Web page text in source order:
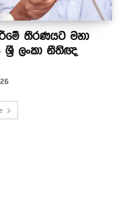
තීරණයට මහා
ලංකා නීතිඥ